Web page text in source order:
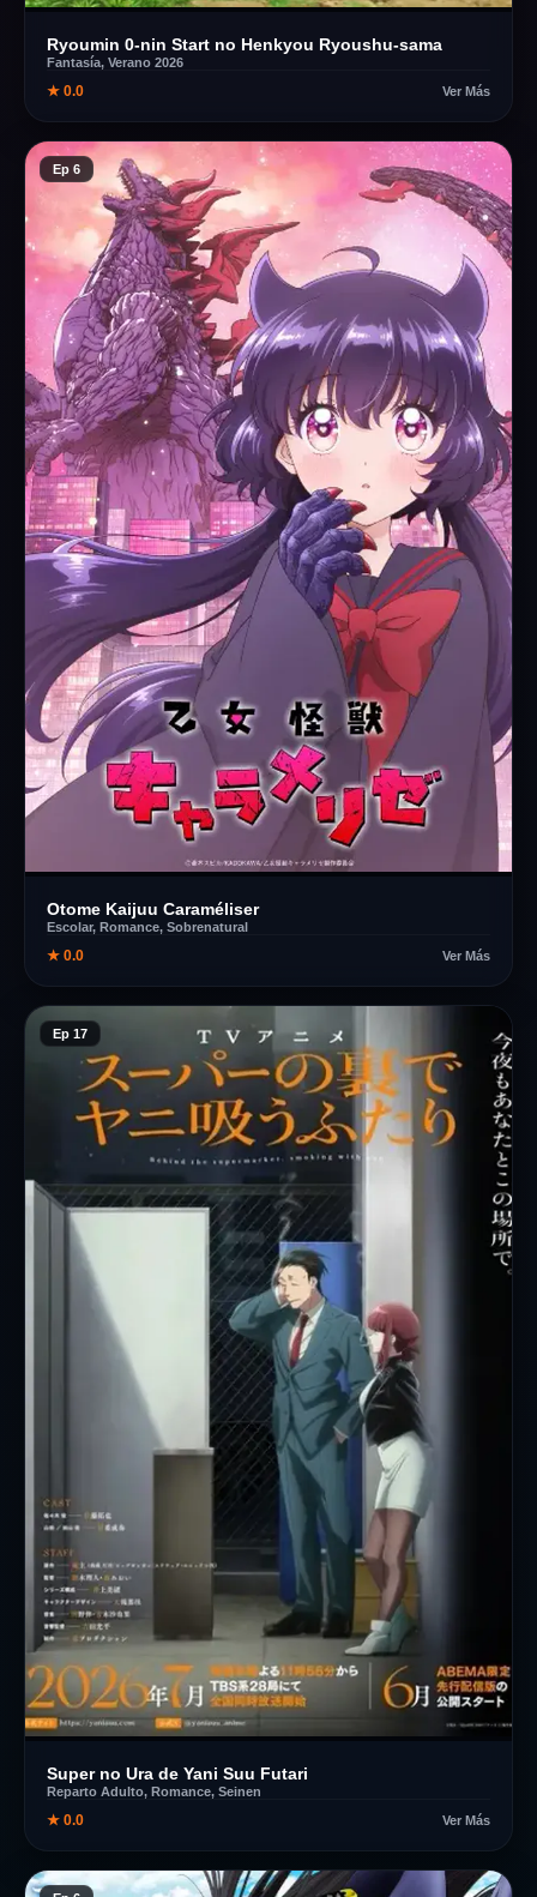
Ryoumin 0-nin Start no Henkyou Ryoushu-sama
Fantasía, Verano 2026
★ 0.0 Ver Más
Ep 6
Otome Kaijuu Caraméliser
Escolar, Romance, Sobrenatural
★ 0.0 Ver Más
Ep 17
Super no Ura de Yani Suu Futari
Reparto Adulto, Romance, Seinen
★ 0.0 Ver Más